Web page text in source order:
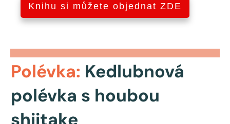
Knihu si můžete objednat ZDE
Polévka: Kedlubnová
polévka s houbou